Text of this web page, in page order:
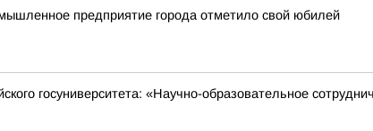
предприятие города отметило свой юбилей
госуниверситета: «Научно-образовательное